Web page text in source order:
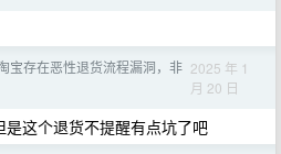
宝存在恶性退货流程漏洞，非 2025 年 1
月 20 日
这个退货不提醒有点坑了吧